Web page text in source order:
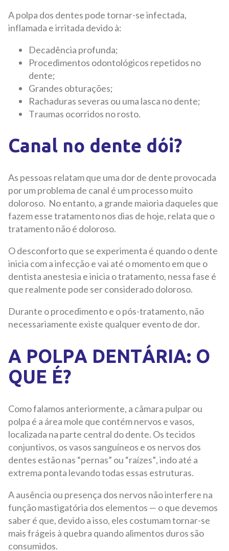
A polpa dos dentes pode tornar-se infectada,
inflamada e irritada devido à:
Decadência profunda;
Procedimentos odontológicos repetidos no
dente;
Grandes obturações;
Rachaduras severas ou uma lasca no dente;
Traumas ocorridos no rosto.
Canal no dente dói?
As pessoas relatam que uma dor de dente provocada
por um problema de canal é um processo muito
doloroso. No entanto, a grande maioria daqueles que
fazem esse tratamento nos dias de hoje, relata que o
tratamento não é doloroso.
O desconforto que se experimenta é quando o dente
inicia com a infecção e vai até o momento em que o
dentista anestesia e inicia o tratamento, nessa fase é
que realmente pode ser considerado doloroso.
Durante o procedimento e o pós-tratamento, não
necessariamente existe qualquer evento de dor.
A POLPA DENTÁRIA: O
QUE É?
Como falamos anteriormente, a câmara pulpar ou
polpa é a área mole que contém nervos e vasos,
localizada na parte central do dente. Os tecidos
conjuntivos, os vasos sanguíneos e os nervos dos
dentes estão nas “pernas” ou “raízes”, indo até a
extrema ponta levando todas essas estruturas.
A ausência ou presença dos nervos não interfere na
função mastigatória dos elementos — o que devemos
saber é que, devido a isso, eles costumam tornar-se
mais frágeis à quebra quando alimentos duros são
consumidos.